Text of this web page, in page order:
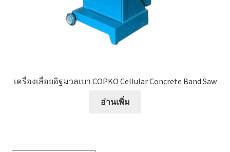
เครื่องเลื่อยอิฐมวลเบา COPKO Cellular Concrete Band Saw
อ่านเพิ่ม